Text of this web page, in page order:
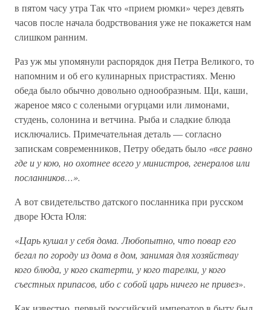
в пятом часу утра Так что «прием рюмки» через девять
часов после начала бодрствования уже не покажется нам
слишком ранним.
Раз уж мы упомянули распорядок дня Петра Великого, то
напомним и об его кулинарных пристрастиях. Меню
обеда было обычно довольно однообразным. Щи, каши,
жареное мясо с солеными огурцами или лимонами,
студень, солонина и ветчина. Рыба и сладкие блюда
исключались. Примечательная деталь — согласно
запискам современников, Петру обедать было «все равно
где и у кою, но охотнее всего у министров, генералов или
посланников…».
А вот свидетельство датского посланника при русском
дворе Юста Юля:
«Царь кушал у себя дома. Любопытно, что повар его
бегал по городу из дома в дом, занимая для хозяйствау
кого блюда, у кого скатерти, у кого тарелки, у кого
съестных припасов, ибо с собой царь ничего не привез».